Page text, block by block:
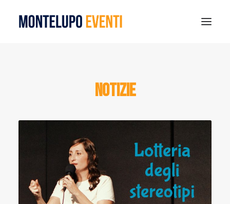
Notizie